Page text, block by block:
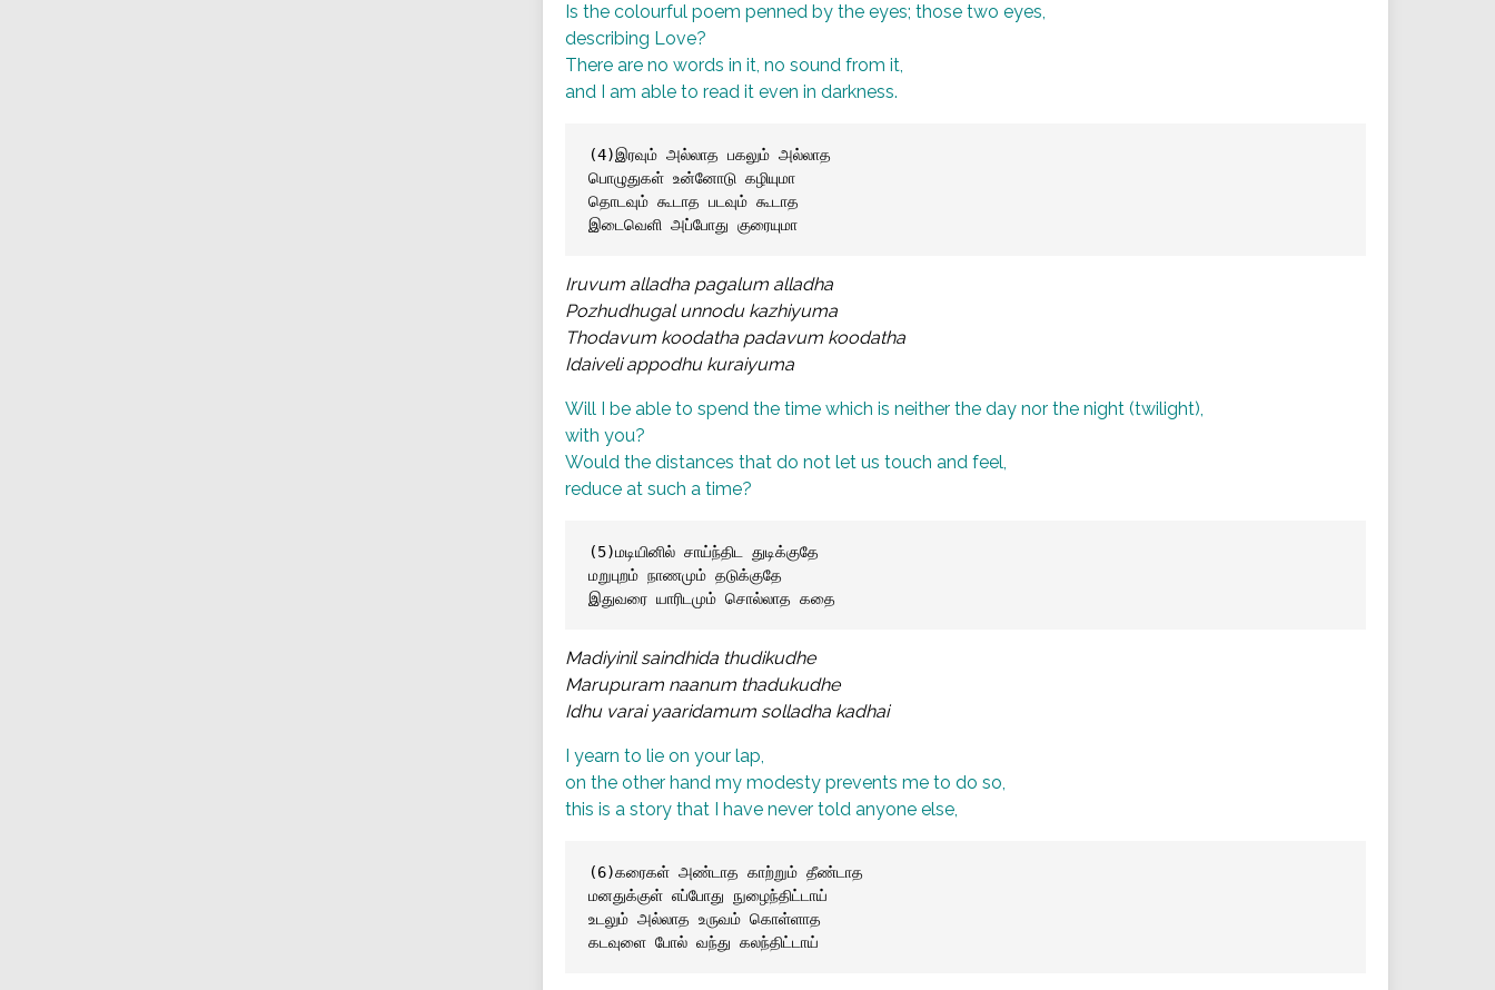
Is the colourful poem penned by the eyes; those two eyes,
describing Love?
There are no words in it, no sound from it,
and I am able to read it even in darkness.
(4)இரவும் அல்லாத பகலும் அல்லாத
பொழுதுகள் உன்னோடு கழியுமா
தொடவும் கூடாத படவும் கூடாத
இடைவெளி அப்போது குரையுமா
Iruvum alladha pagalum alladha
Pozhudhugal unnodu kazhiyuma
Thodavum koodatha padavum koodatha
Idaiveli appodhu kuraiyuma
Will I be able to spend the time which is neither the day nor the night (twilight),
with you?
Would the distances that do not let us touch and feel,
reduce at such a time?
(5)மடியினில் சாய்ந்திட துடிக்குதே
மறுபுறம் நாணமும் தடுக்குதே
இதுவரை யாரிடமும் சொல்லாத கதை
Madiyinil saindhida thudikudhe
Marupuram naanum thadukudhe
Idhu varai yaaridamum solladha kadhai
I yearn to lie on your lap,
on the other hand my modesty prevents me to do so,
this is a story that I have never told anyone else,
(6)கரைகள் அண்டாத காற்றும் தீண்டாத
மனதுக்குள் எப்போது நுழைந்திட்டாய்
உடலும் அல்லாத உருவம் கொள்ளாத
கடவுளை போல் வந்து கலந்திட்டாய்